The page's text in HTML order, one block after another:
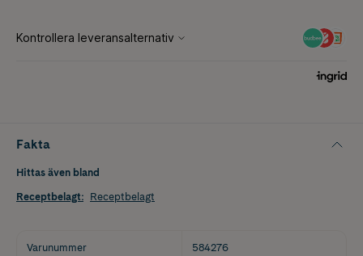
Fakta
Hittas även bland
Receptbelagt: Receptbelagt
Varunummer 584276